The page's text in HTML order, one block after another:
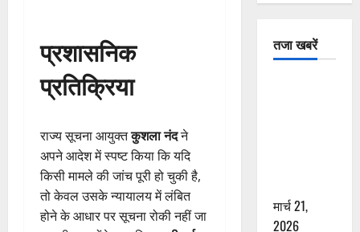
प्रशासनिक
प्रतिक्रिया
राज्य सूचना आयुक्तकुशला नंदने
अपने आदेश में स्पष्ट किया कि यदि
किसी मामले की जांच पूरी हो चुकी है,
तो केवल उसके न्यायालय में लंबित
होने के आधार पर सूचना रोकी नहीं जा
तजा खबरें
मार्च 21,
2026